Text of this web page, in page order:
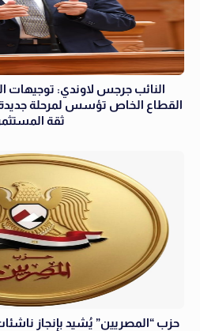
النائب جرجس لاوندي: توجيهات
القطاع الخاص تؤسس لمرحلة جديدة
ثقة
حزب “المصريين” يُشيد بإنجاز